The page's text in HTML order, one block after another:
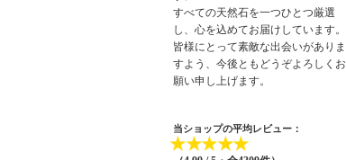
すべての天然石を一つひとつ厳選
し、心を込めてお届けしています。
皆様にとって素敵な出会いがありま
すよう、今後ともどうぞよろしくお
願い申し上げます。
当ショップの平均レビュー：
★★★★★